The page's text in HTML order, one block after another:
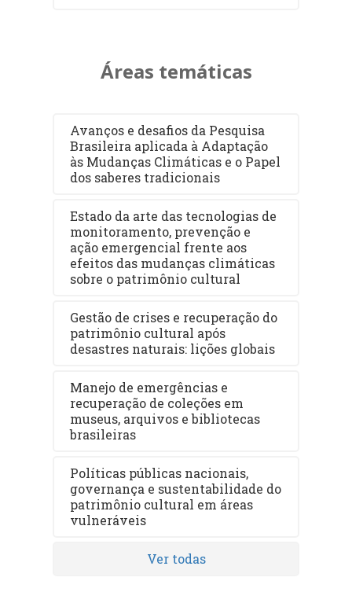
Áreas temáticas
Avanços e desafios da Pesquisa
Brasileira aplicada à Adaptação
às Mudanças Climáticas e o Papel
dos saberes tradicionais
Estado da arte das tecnologias de
monitoramento, prevenção e
ação emergencial frente aos
efeitos das mudanças climáticas
sobre o patrimônio cultural
Gestão de crises e recuperação do
patrimônio cultural após
desastres naturais: lições globais
Manejo de emergências e
recuperação de coleções em
museus, arquivos e bibliotecas
brasileiras
Políticas públicas nacionais,
governança e sustentabilidade do
patrimônio cultural em áreas
vulneráveis
Ver todas